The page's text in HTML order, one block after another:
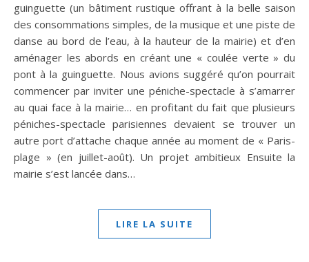
guinguette (un bâtiment rustique offrant à la belle saison
des consommations simples, de la musique et une piste de
danse au bord de l’eau, à la hauteur de la mairie) et d’en
aménager les abords en créant une « coulée verte » du
pont à la guinguette. Nous avions suggéré qu’on pourrait
commencer par inviter une péniche-spectacle à s’amarrer
au quai face à la mairie… en profitant du fait que plusieurs
péniches-spectacle parisiennes devaient se trouver un
autre port d’attache chaque année au moment de « Paris-
plage » (en juillet-août). Un projet ambitieux Ensuite la
mairie s’est lancée dans…
LIRE LA SUITE